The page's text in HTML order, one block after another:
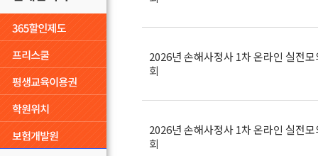
2026년 손해사정사 1차 온라인 실전
회
2026년 손해사정사 1차 온라인 실전
회